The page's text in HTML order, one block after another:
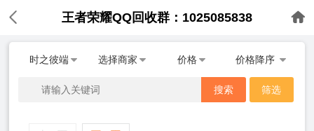
王者荣耀QQ回收群：1025085838
时之彼端 选择商家 价格 价格降序
搜索 筛选